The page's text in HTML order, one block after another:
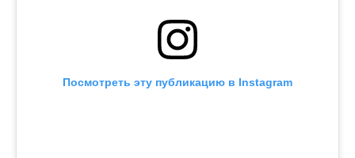
Посмотреть эту публикацию в Instagram